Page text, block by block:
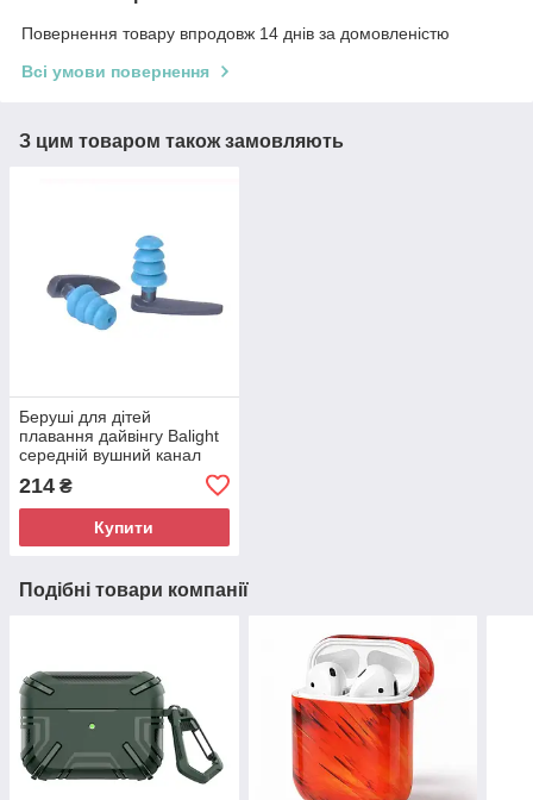
Повернення товару впродовж 14 днів за домовленістю
Всі умови повернення
З цим товаром також замовляють
Беруші для дітей
плавання дайвінгу Balight
середній вушний канал
214 ₴
Купити
Подібні товари компанії